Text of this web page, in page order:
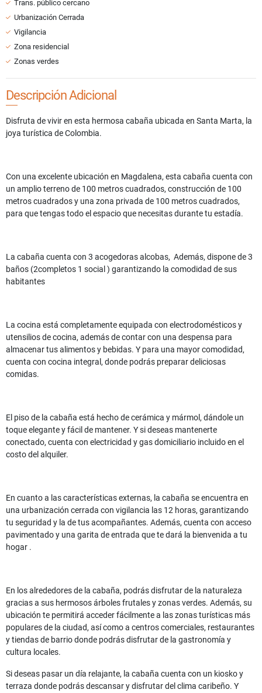
Trans. público cercano
Urbanización Cerrada
Vigilancia
Zona residencial
Zonas verdes
Descripción Adicional
Disfruta de vivir en esta hermosa cabaña ubicada en Santa Marta, la
joya turística de Colombia.
Con una excelente ubicación en Magdalena, esta cabaña cuenta con
un amplio terreno de 100 metros cuadrados, construcción de 100
metros cuadrados y una zona privada de 100 metros cuadrados,
para que tengas todo el espacio que necesitas durante tu estadía.
La cabaña cuenta con 3 acogedoras alcobas, Además, dispone de 3
baños (2completos 1 social ) garantizando la comodidad de sus
habitantes
La cocina está completamente equipada con electrodomésticos y
utensilios de cocina, además de contar con una despensa para
almacenar tus alimentos y bebidas. Y para una mayor comodidad,
cuenta con cocina integral, donde podrás preparar deliciosas
comidas.
El piso de la cabaña está hecho de cerámica y mármol, dándole un
toque elegante y fácil de mantener. Y si deseas mantenerte
conectado, cuenta con electricidad y gas domiciliario incluido en el
costo del alquiler.
En cuanto a las características externas, la cabaña se encuentra en
una urbanización cerrada con vigilancia las 12 horas, garantizando
tu seguridad y la de tus acompañantes. Además, cuenta con acceso
pavimentado y una garita de entrada que te dará la bienvenida a tu
hogar .
En los alrededores de la cabaña, podrás disfrutar de la naturaleza
gracias a sus hermosos árboles frutales y zonas verdes. Además, su
ubicación te permitirá acceder fácilmente a las zonas turísticas más
populares de la ciudad, así como a centros comerciales, restaurantes
y tiendas de barrio donde podrás disfrutar de la gastronomía y
cultura locales.
Si deseas pasar un día relajante, la cabaña cuenta con un kiosko y
terraza donde podrás descansar y disfrutar del clima caribeño. Y